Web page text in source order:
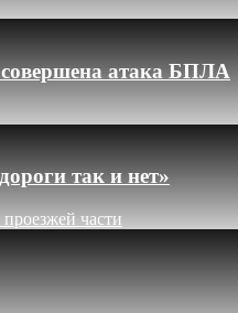
атака БПЛА
так и нет»
части